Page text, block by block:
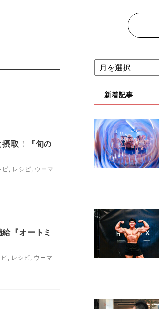
取！『旬の
ピ, レシピ, ウーマ
『オートミ
, レシピ, ウーマ
新着記事